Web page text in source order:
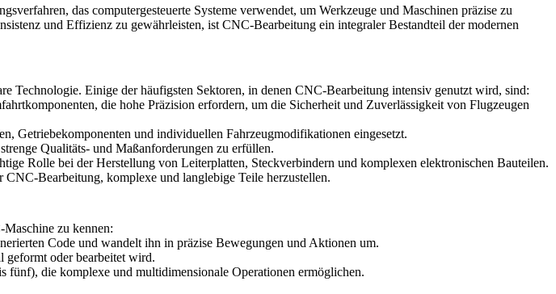
das computergesteuerte Systeme verwendet, um Werkzeuge und Maschinen präzise zu
und Effizienz zu gewährleisten, ist CNC-Bearbeitung ein integraler Bestandteil der modernen
Einige der häufigsten Sektoren, in denen CNC-Bearbeitung intensiv genutzt wird, sind:
die hohe Präzision erfordern, um die Sicherheit und Zuverlässigkeit von Flugzeugen
Getriebekomponenten und individuellen Fahrzeugmodifikationen eingesetzt.
Qualitäts- und Maßanforderungen zu erfüllen.
Rolle bei der Herstellung von Leiterplatten, Steckverbindern und komplexen elektronischen Bauteilen.
Bearbeitung, komplexe und langlebige Teile herzustellen.
zu kennen:
Code und wandelt ihn in präzise Bewegungen und Aktionen um.
geformt oder bearbeitet wird.
fünf), die komplexe und multidimensionale Operationen ermöglichen.